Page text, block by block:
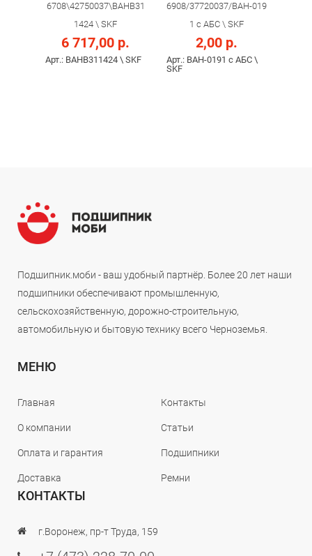
6708\42750037\BAHB31
1424 \ SKF
6 717,00 р.
Арт.: BAHB311424 \ SKF
6908/37720037/BAH-019
1 c АБС \ SKF
2,00 р.
Арт.: BAH-0191 c АБС \
SKF
Подшипник.моби - ваш удобный партнёр. Более 20 лет наши
подшипники обеспечивают промышленную,
сельскохозяйственную, дорожно-строительную,
автомобильную и бытовую технику всего Черноземья.
МЕНЮ
Главная
О компании
Оплата и гарантия
Доставка
Контакты
Статьи
Подшипники
Ремни
КОНТАКТЫ
г.Воронеж, пр-т Труда, 159